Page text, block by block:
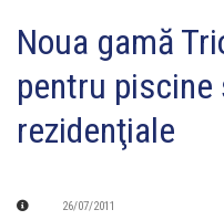
Noua gamă
pentru piscine
rezidenţiale
26/07/2011